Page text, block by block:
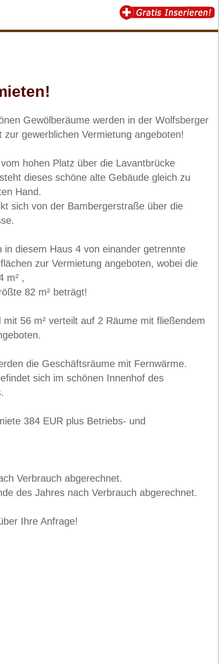
Gewölberäume werden in der Wolfsberger
zur gewerblichen Vermietung angeboten!
hohen Platz über die Lavantbrücke
dieses schöne alte Gebäude gleich zu
Hand.
sich von der Bambergerstraße über die
in diesem Haus 4 von einander getrennte
zur Vermietung angeboten, wobei die
m² ,
82 m² beträgt!
mit 56 m² verteilt auf 2 Räume mit fließendem
die Geschäftsräume mit Fernwärme.
sich im schönen Innenhof des
384 EUR plus Betriebs- und
Verbrauch abgerechnet.
des Jahres nach Verbrauch abgerechnet.
Ihre Anfrage!